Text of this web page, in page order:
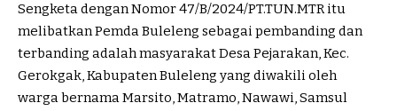
Sengketa dengan Nomor 47/B/2024/PT.TUN.MTR itu
melibatkan Pemda Buleleng sebagai pembanding dan
terbanding adalah masyarakat Desa Pejarakan, Kec.
Gerokgak, Kabupaten Buleleng yang diwakili oleh
warga bernama Marsito, Matramo, Nawawi, Samsul